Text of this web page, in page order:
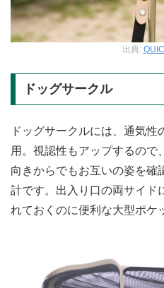
出典:
ドッグサークル
ドッグサークルには、通気
用。視認性もアップするので
向きからでもお互いの姿を確
計です。出入り口の両サイド
れておくのに便利な大型ポケ